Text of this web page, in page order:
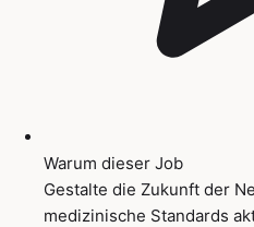
Warum dieser Job
Gestalte die Zukunft der
medizinische Standards